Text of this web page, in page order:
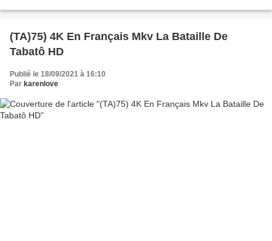
(TA)75) 4K En Français Mkv La Bataille De
Tabatô HD
Publié le 18/09/2021 à 16:10
Par karenlove